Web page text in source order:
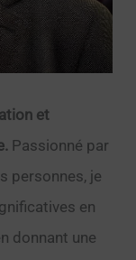
et
Passionné par
personnes, je
en
donnant une